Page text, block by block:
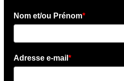
Nom et/ou Prénom*
Adresse e-mail *